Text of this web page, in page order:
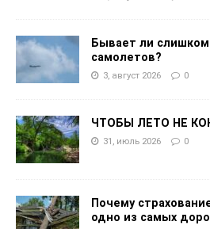
Бывает ли
самолетов?
3, август 2026 0
ЧТОБЫ ЛЕТО НЕ
31, июль 2026 0
Почему
одно из самых